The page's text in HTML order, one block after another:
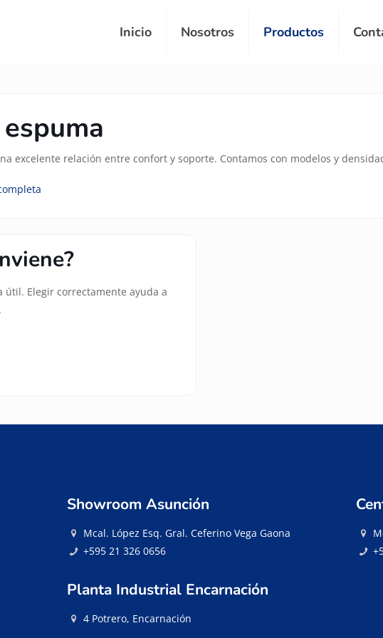
Inicio Nosotros Productos
excelente relación entre confort y soporte. Contamos con modelos y
útil. Elegir correctamente ayuda a
Showroom Asunción
Mcal. López Esq. Gral. Ceferino Vega Gaona
+595 21 326 0656
Planta Industrial Encarnación
4 Potrero, Encarnación